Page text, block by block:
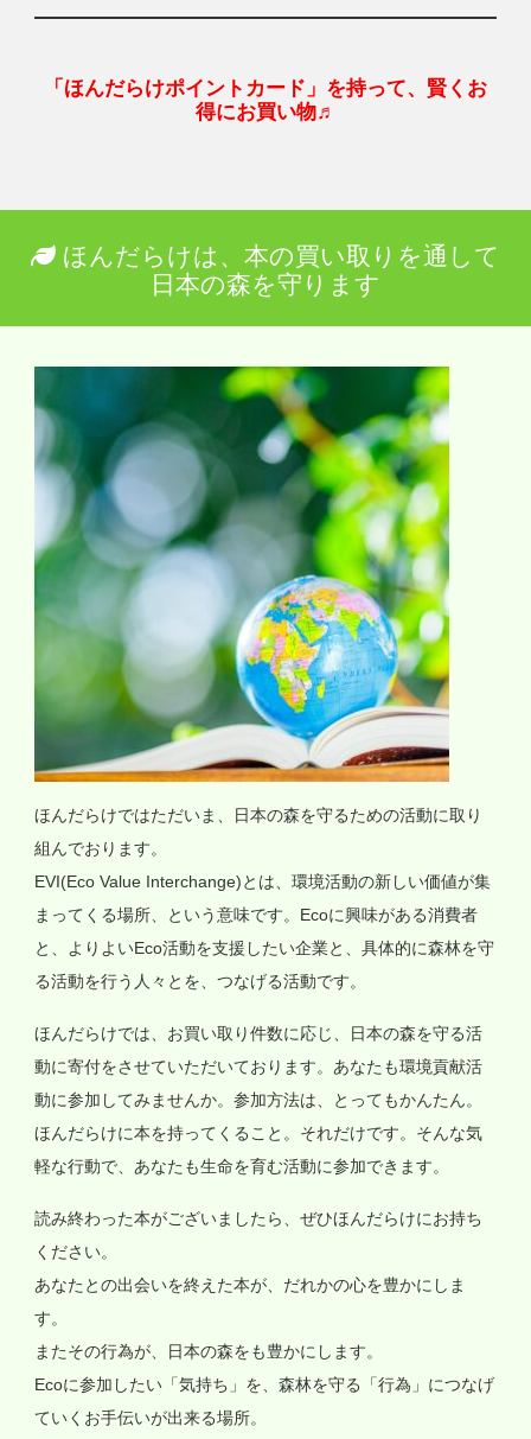
「ほんだらけポイントカード」を持って、賢くお
得にお買い物♬
ほんだらけは、本の買い取りを通して
日本の森を守ります
ほんだらけではただいま、日本の森を守るための活動に取り
組んでおります。
EVI(Eco Value Interchange)とは、環境活動の新しい価値が集
まってくる場所、という意味です。Ecoに興味がある消費者
と、よりよいEco活動を支援したい企業と、具体的に森林を守
る活動を行う人々とを、つなげる活動です。
ほんだらけでは、お買い取り件数に応じ、日本の森を守る活
動に寄付をさせていただいております。あなたも環境貢献活
動に参加してみませんか。参加方法は、とってもかんたん。
ほんだらけに本を持ってくること。それだけです。そんな気
軽な行動で、あなたも生命を育む活動に参加できます。
読み終わった本がございましたら、ぜひほんだらけにお持ち
ください。
あなたとの出会いを終えた本が、だれかの心を豊かにしま
す。
またその行為が、日本の森をも豊かにします。
Ecoに参加したい「気持ち」を、森林を守る「行為」につなげ
ていくお手伝いが出来る場所。